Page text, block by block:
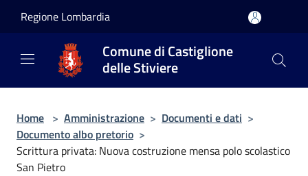
Regione Lombardia
Comune di Castiglione
delle Stiviere
Home > Amministrazione > Documenti e dati >
Documento albo pretorio >
Scrittura privata: Nuova costruzione mensa polo scolastico
San Pietro